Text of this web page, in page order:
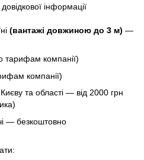
інформації
(вантажі довжиною до 3 м) —
тарифам компанії)
компанії)
та області — від 2000 грн
— безкоштовно